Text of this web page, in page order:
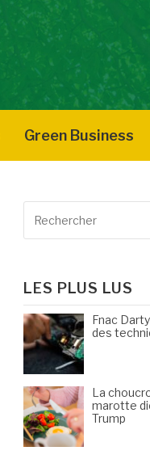
Green Business
LES PLUS LUS
Fnac
des
La
marotte
Trump